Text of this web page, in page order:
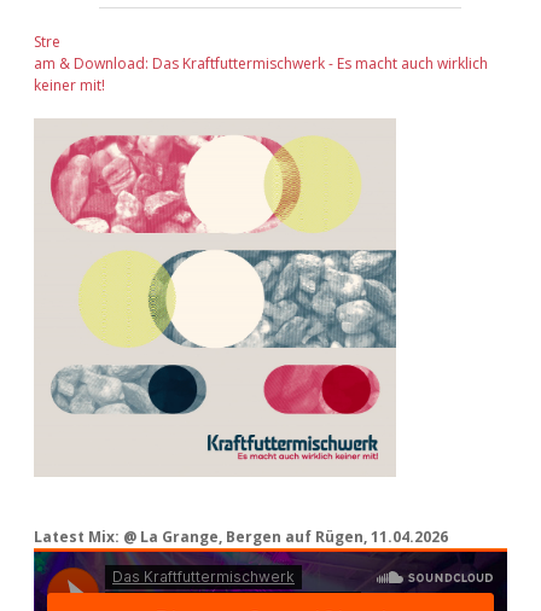
Stre
am & Download: Das Kraftfuttermischwerk - Es macht auch wirklich
keiner mit!
Latest Mix: @ La Grange, Bergen auf Rügen, 11.04.2026